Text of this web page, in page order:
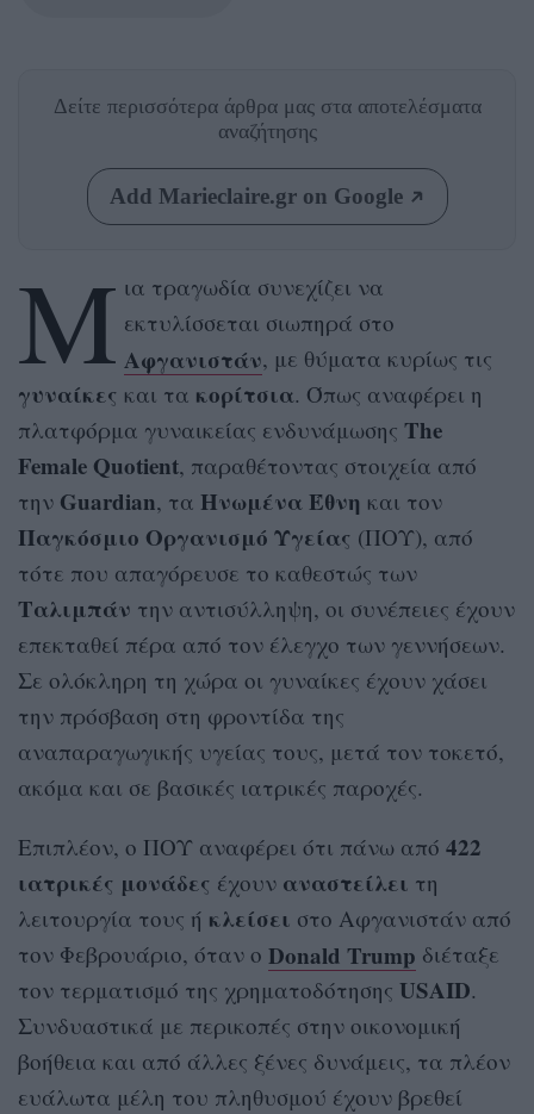
Δείτε περισσότερα άρθρα μας στα αποτελέσματα
αναζήτησης
Add Marieclaire.gr on Google
Μ ια τραγωδία συνεχίζει να
εκτυλίσσεται σιωπηρά στο
Αφγανιστάν, με θύματα κυρίως τις
γυναίκες και τα κορίτσια. Όπως αναφέρει η
πλατφόρμα γυναικείας ενδυνάμωσης The
Female Quotient, παραθέτοντας στοιχεία από
την Guardian, τα Ηνωμένα Έθνη και τον
Παγκόσμιο Οργανισμό Υγείας (ΠΟΥ), από
τότε που απαγόρευσε το καθεστώς των
Ταλιμπάν την αντισύλληψη, οι συνέπειες έχουν
επεκταθεί πέρα από τον έλεγχο των γεννήσεων.
Σε ολόκληρη τη χώρα οι γυναίκες έχουν χάσει
την πρόσβαση στη φροντίδα της
αναπαραγωγικής υγείας τους, μετά τον τοκετό,
ακόμα και σε βασικές ιατρικές παροχές.
Επιπλέον, ο ΠΟΥ αναφέρει ότι πάνω από 422
ιατρικές μονάδες έχουν αναστείλει τη
λειτουργία τους ή κλείσει στο Αφγανιστάν από
τον Φεβρουάριο, όταν ο Donald Trump διέταξε
τον τερματισμό της χρηματοδότησης USAID.
Συνδυαστικά με περικοπές στην οικονομική
βοήθεια και από άλλες ξένες δυνάμεις, τα πλέον
ευάλωτα μέλη του πληθυσμού έχουν βρεθεί